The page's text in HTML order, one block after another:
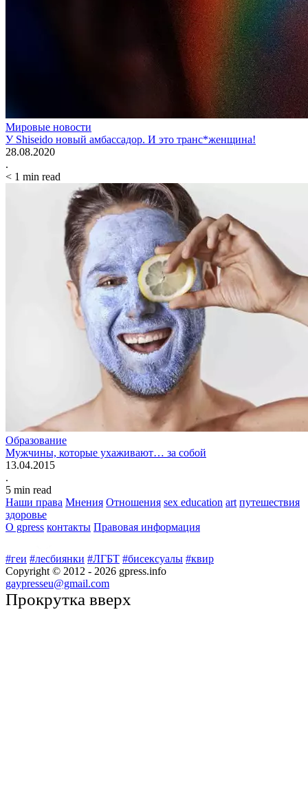
Мировые новости
У Shiseido новый амбассадор. И это транс*женщина!
28.08.2020
.
< 1 min read
Образование
Мужчины, которые ухаживают… за собой
13.04.2015
.
5 min read
Наши права Мнения Отношения sex education art путешествия
здоровье
О gpress контакты Правовая информация
#геи #лесбиянки #ЛГБТ #бисексуалы #квир
Copyright © 2012 - 2026 gpress.info
gaypresseu@gmail.com
Прокрутка вверх